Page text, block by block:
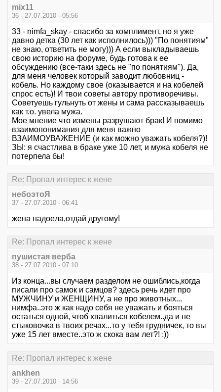
mix11
36 - 27.07.2010 - 05:56
33 - nimfa_skay - спасибо за комплимент, но я уже
давно детка (30 лет как исполнилось))) "По понятиям"
не знаю, ответить не могу))) А если выкладываешь
свою историю на форуме, будь готова к ее
обсуждению (все-таки здесь не "по понятиям"). Да,
для меня человек который заводит любовниц -
кобель. Но каждому свое (оказывается и на кобелей
спрос есть)! И твои советы автору противоречивы.
Советуешь гульнуть от жены и сама рассказываешь
как т.о. увела мужа.
Мое мнение что измены разрушают брак! И помимо
взаимопонимания для меня важно
ВЗАИМОУВАЖЕНИЕ (и как можно уважать кобеля?)!
ЗЫ: я счастлива в браке уже 10 лет, и мужа кобеля не
потерпела бы!
Re: Пропал интерес к жене
небоэтоЯ
37 - 27.07.2010 - 06:41
жeнa нaдоeлa,отдaй другому!
Re: Пропал интерес к жене
пушистая верба
38 - 27.07.2010 - 07:10
Из конца...вы случаем разделом не ошиблись,когда
писали про самок и самцов? здесь речь идет про
МУЖЧИНУ и ЖЕНЩИНУ, а не про животных...
нимфа..это ж как надо себя не уважать и бояться
остаться одной, чтоб хвалиться кобелем..да и не
стыковочка в твоих речах...то у тебя грудничек, то вы
уже 15 лет вместе..это ж скока вам лет?! :))
Re: Пропал интерес к жене
ankhen
39 - 27.07.2010 - 14:56